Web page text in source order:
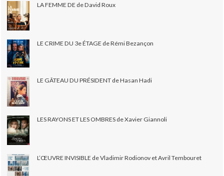
LA FEMME DE de David Roux
LE CRIME DU 3e ÉTAGE de Rémi Bezançon
LE GÂTEAU DU PRÉSIDENT de Hasan Hadi
LES RAYONS ET LES OMBRES de Xavier Giannoli
L’ŒUVRE INVISIBLE de Vladimir Rodionov et Avril Tembouret